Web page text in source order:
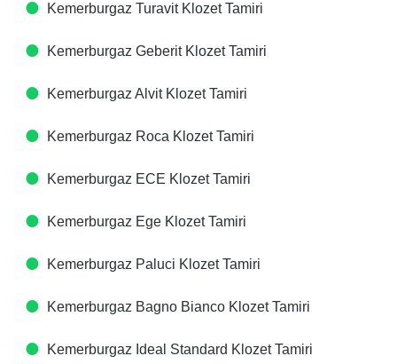
Kemerburgaz Turavit Klozet Tamiri
Kemerburgaz Geberit Klozet Tamiri
Kemerburgaz Alvit Klozet Tamiri
Kemerburgaz Roca Klozet Tamiri
Kemerburgaz ECE Klozet Tamiri
Kemerburgaz Ege Klozet Tamiri
Kemerburgaz Paluci Klozet Tamiri
Kemerburgaz Bagno Bianco Klozet Tamiri
Kemerburgaz Ideal Standard Klozet Tamiri